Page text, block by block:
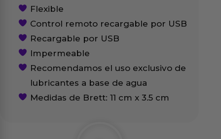
Flexible
Control remoto recargable por USB
Recargable por USB
Impermeable
Recomendamos el uso exclusivo de
lubricantes a base de agua
Medidas de Brett: 11 cm x 3.5 cm